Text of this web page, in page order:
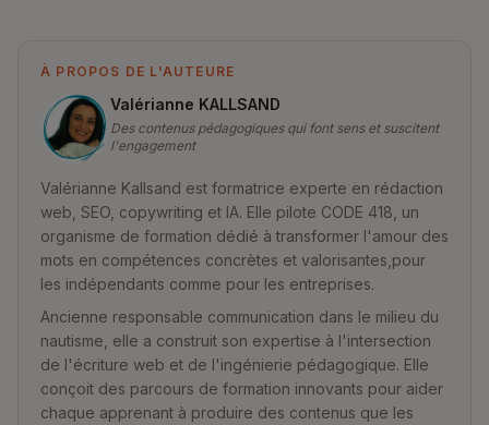
À PROPOS DE L'AUTEURE
Valérianne KALLSAND
Des contenus pédagogiques qui font sens et suscitent
l'engagement
Valérianne Kallsand est formatrice experte en rédaction
web, SEO, copywriting et IA. Elle pilote CODE 418, un
organisme de formation dédié à transformer l'amour des
mots en compétences concrètes et valorisantes,pour
les indépendants comme pour les entreprises.
Ancienne responsable communication dans le milieu du
nautisme, elle a construit son expertise à l'intersection
de l'écriture web et de l'ingénierie pédagogique. Elle
conçoit des parcours de formation innovants pour aider
chaque apprenant à produire des contenus que les